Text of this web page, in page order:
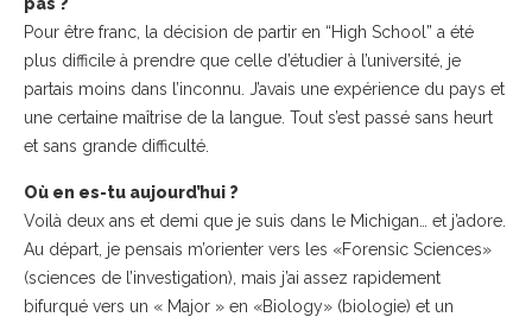
Pour être franc, la décision de partir en “High School” a été
plus difficile à prendre que celle d’étudier à l’université, je
partais moins dans l’inconnu. J’avais une expérience du pays et
une certaine maîtrise de la langue. Tout s’est passé sans heurt
et sans grande difficulté.
Où en es-tu aujourd’hui ?
Voilà deux ans et demi que je suis dans le Michigan… et j’adore.
Au départ, je pensais m’orienter vers les «Forensic Sciences»
(sciences de l’investigation), mais j’ai assez rapidement
bifurqué vers un « Major » en «Biology» (biologie) et un